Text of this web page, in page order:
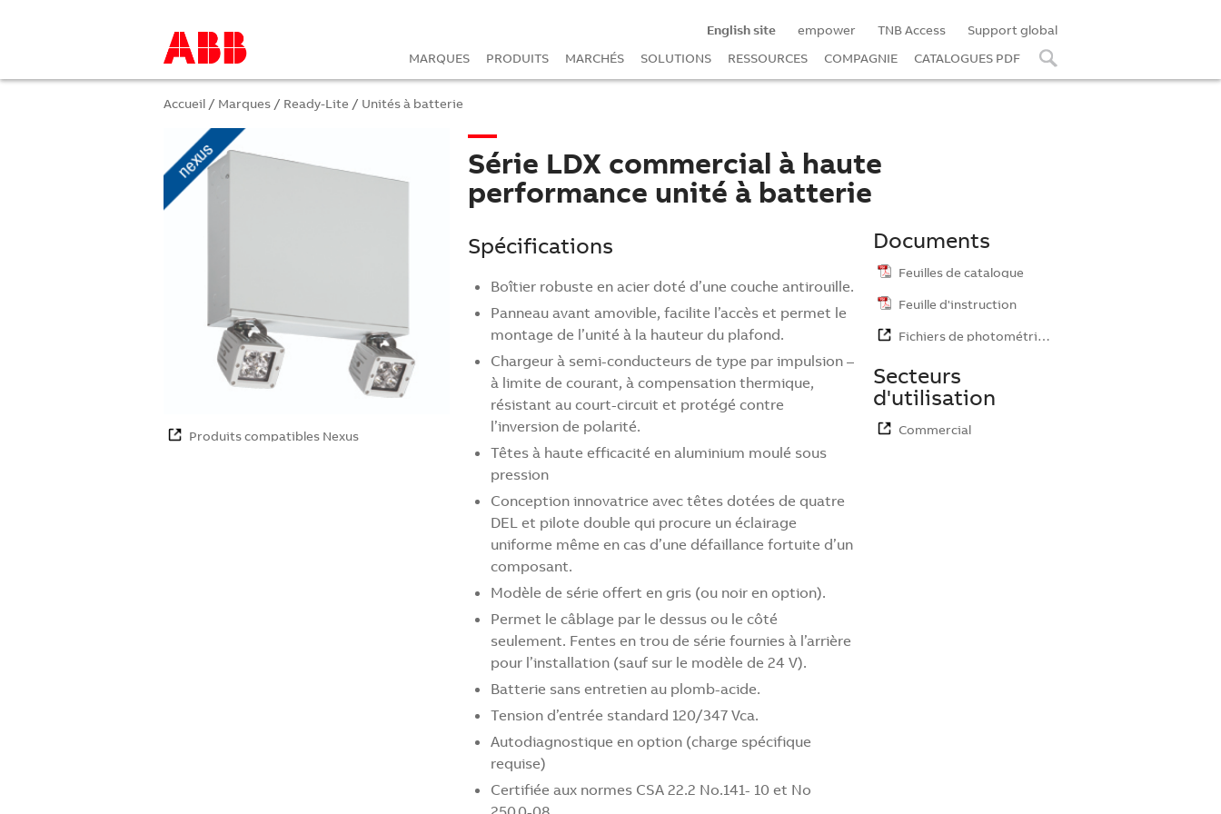
English site empower TNB Access
Support global
MARQUES
PRODUITS MARCHÉS SOLUTIONS RESSOURCES COMPAGNIE CATALOGUES PDF
Accueil / Marques / Ready-Lite / Unités à batterie
Produits compatibles Nexus
Série LDX commercial à haute
performance unité à batterie
Spécifications
Boîtier robuste en acier doté d’une couche antirouille.
Panneau avant amovible, facilite l’accès et permet le
montage de l’unité à la hauteur du plafond.
Chargeur à semi-conducteurs de type par impulsion –
à limite de courant, à compensation thermique,
résistant au court-circuit et protégé contre
l’inversion de polarité.
Têtes à haute efficacité en aluminium moulé sous
pression
Conception innovatrice avec têtes dotées de quatre
DEL et pilote double qui procure un éclairage
uniforme même en cas d’une défaillance fortuite d’un
composant.
Modèle de série offert en gris (ou noir en option).
Permet le câblage par le dessus ou le côté
seulement. Fentes en trou de série fournies à l’arrière
pour l’installation (sauf sur le modèle de 24 V).
Batterie sans entretien au plomb-acide.
Tension d’entrée standard 120/347 Vca.
Autodiagnostique en option (charge spécifique
requise)
Certifiée aux normes CSA 22.2 No.141- 10 et No
Documents
Feuilles de catalogue
Feuille d'instruction
Fichiers de photométrie…
Secteurs
d'utilisation
Commercial